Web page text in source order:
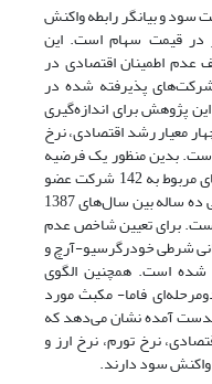
سود و بیانگر رابطه واکنش
در قیمت سهام است. این
عدم اطمینان اقتصادی در
پذیرفته شده در
پژوهش برای اندازه‌گیری
معیار رشد اقتصادی، نرخ
است. بدین منظور یک فرضیه
برای بررسی این موضوع تدوین و داده‌های مربوط به 142 شرکت عضو
بورس اوراق بهادار تهران برای دوره‌ زمانی ده ساله بین سال‌های 1387
است. برای تعیین شاخص عدم
شرطی خودرگرسیو-آرچ و
شده است. همچنین الگوی
فاما- مکبث مورد
آمده نشان می‌دهد که
نرخ تورم، نرخ ارز و
واکنش سود دارند.